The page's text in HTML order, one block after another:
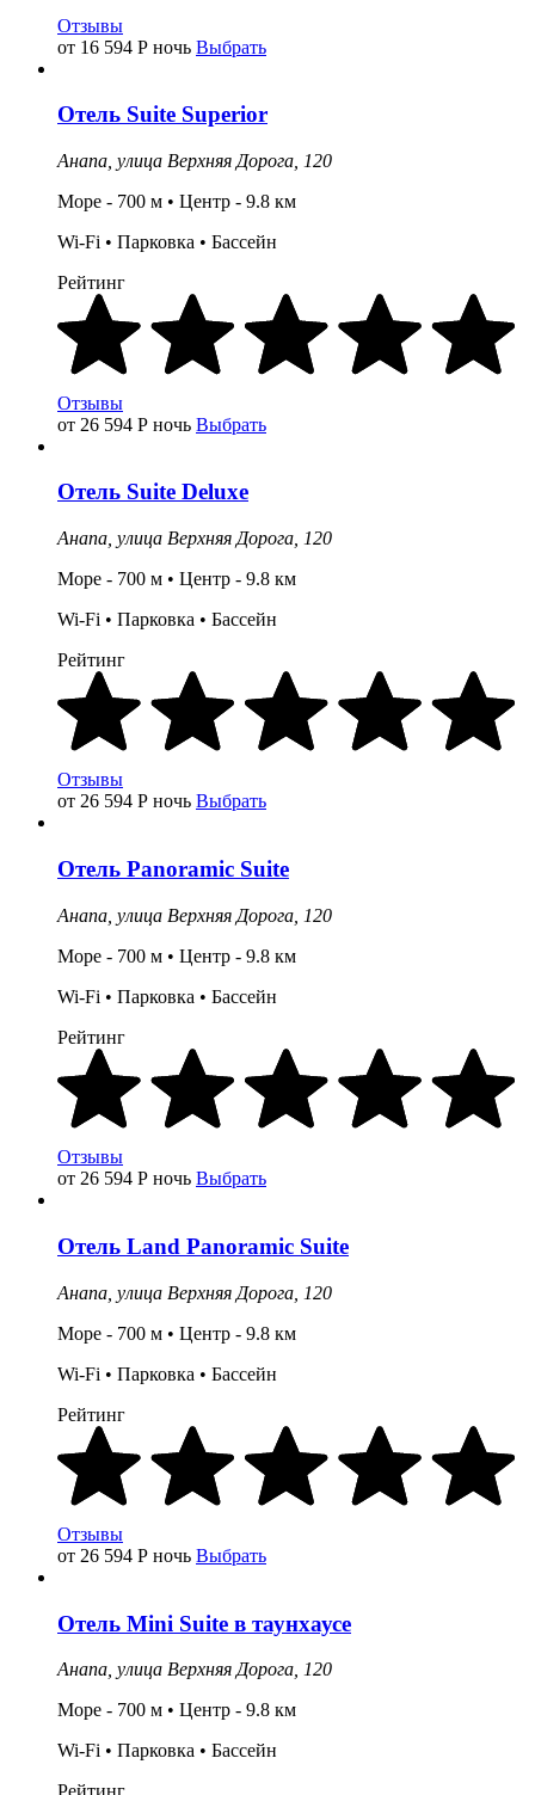
Отзывы
от 16 594 Р ночь Выбрать
Отель Suite Superior
Анапа, улица Верхняя Дорога, 120
Море - 700 м • Центр - 9.8 км
Wi-Fi • Парковка • Бассейн
Рейтинг
Отзывы
от 26 594 Р ночь Выбрать
Отель Suite Deluxe
Анапа, улица Верхняя Дорога, 120
Море - 700 м • Центр - 9.8 км
Wi-Fi • Парковка • Бассейн
Рейтинг
Отзывы
от 26 594 Р ночь Выбрать
Отель Panoramic Suite
Анапа, улица Верхняя Дорога, 120
Море - 700 м • Центр - 9.8 км
Wi-Fi • Парковка • Бассейн
Рейтинг
Отзывы
от 26 594 Р ночь Выбрать
Отель Land Panoramic Suite
Анапа, улица Верхняя Дорога, 120
Море - 700 м • Центр - 9.8 км
Wi-Fi • Парковка • Бассейн
Рейтинг
Отзывы
от 26 594 Р ночь Выбрать
Отель Mini Suite в таунхаусе
Анапа, улица Верхняя Дорога, 120
Море - 700 м • Центр - 9.8 км
Wi-Fi • Парковка • Бассейн